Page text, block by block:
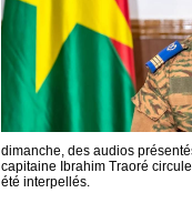
dimanche, des audios
capitaine Ibrahim Traoré
été interpellés.